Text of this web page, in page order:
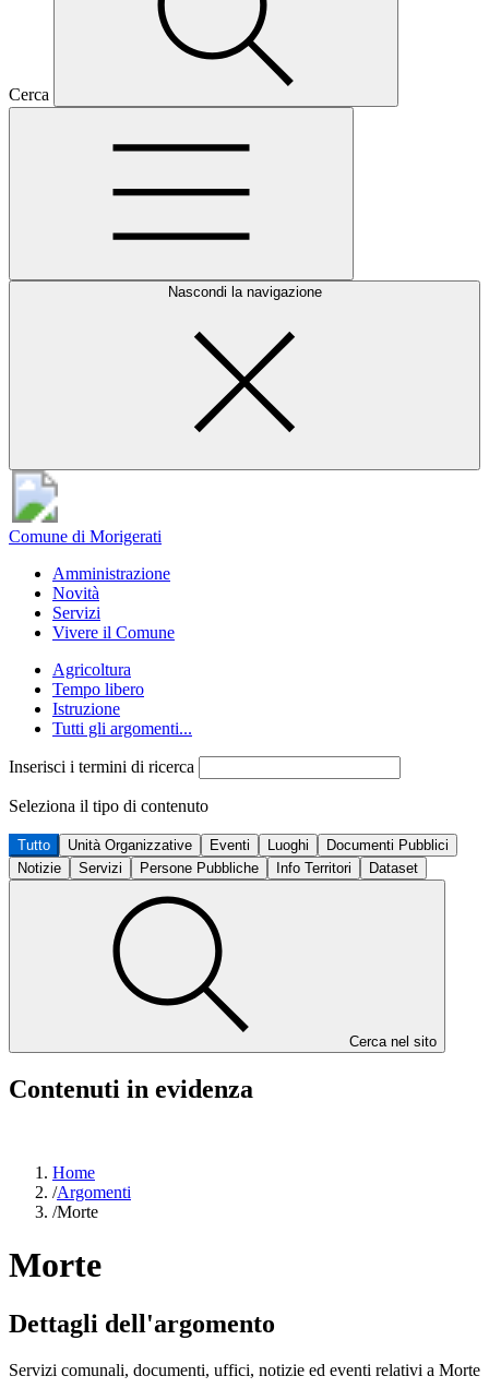
Cerca
Nascondi la navigazione
Comune di Morigerati
Amministrazione
Novità
Servizi
Vivere il Comune
Agricoltura
Tempo libero
Istruzione
Tutti gli argomenti...
Inserisci i termini di ricerca
Seleziona il tipo di contenuto
Tutto Unità Organizzative Eventi Luoghi
Documenti Pubblici
Notizie
Servizi Persone Pubbliche Info Territori Dataset
Cerca nel sito
Contenuti in evidenza
Home
/Argomenti
/Morte
Morte
Dettagli dell'argomento
Servizi comunali, documenti, uffici, notizie ed eventi relativi a Morte